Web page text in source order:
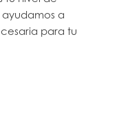
a
para tu